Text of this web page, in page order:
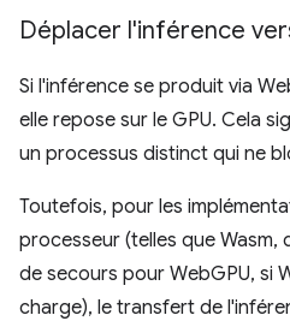
Déplacer l'inférence
Si l'inférence se produit via
elle repose sur le GPU. Cela
un processus distinct qui ne
Toutefois, pour les
processeur (telles que Wasm,
de secours pour WebGPU, si
charge), le transfert de